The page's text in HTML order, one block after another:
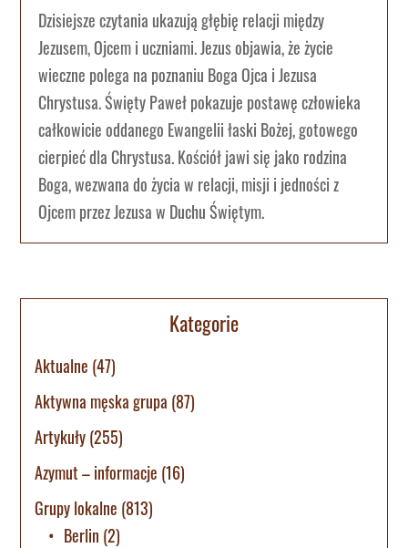
Dzisiejsze czytania ukazują głębię relacji między
Jezusem, Ojcem i uczniami. Jezus objawia, że życie
wieczne polega na poznaniu Boga Ojca i Jezusa
Chrystusa. Święty Paweł pokazuje postawę człowieka
całkowicie oddanego Ewangelii łaski Bożej, gotowego
cierpieć dla Chrystusa. Kościół jawi się jako rodzina
Boga, wezwana do życia w relacji, misji i jedności z
Ojcem przez Jezusa w Duchu Świętym.
Kategorie
Aktualne (47)
Aktywna męska grupa (87)
Artykuły(255)
Azymut – informacje (16)
Grupy lokalne (813)
Berlin (2)